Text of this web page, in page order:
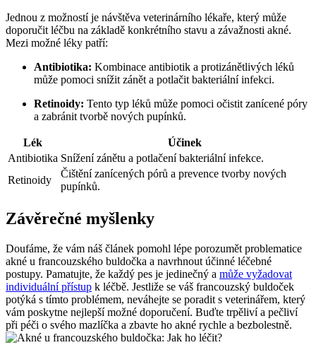
Jednou z možností je návštěva veterinárního lékaře, který může
doporučit léčbu na základě konkrétního stavu a závažnosti akné.
Mezi možné léky patří:
Antibiotika: Kombinace antibiotik a protizánětlivých léků
může pomoci snížit zánět a potlačit bakteriální infekci.
Retinoidy: Tento typ léků může pomoci očistit zanícené póry
a zabránit tvorbě nových pupínků.
Lék
Účinek
Antibiotika Snížení zánětu a potlačení bakteriální infekce.
Retinoidy
Čištění zanícených pórů a prevence tvorby nových
pupínků.
Závěrečné myšlenky
Doufáme, že vám náš článek pomohl lépe porozumět problematice
akné u francouzského buldočka a navrhnout účinné léčebné
postupy. Pamatujte, že každý pes je jedinečný a může vyžadovat
individuální přístup k léčbě. Jestliže se váš francouzský buldoček
potýká s tímto problémem, neváhejte se poradit s veterinářem, který
vám poskytne nejlepší možné doporučení. Buďte trpěliví a pečliví
při péči o svého mazlíčka a zbavte ho akné rychle a bezbolestně.